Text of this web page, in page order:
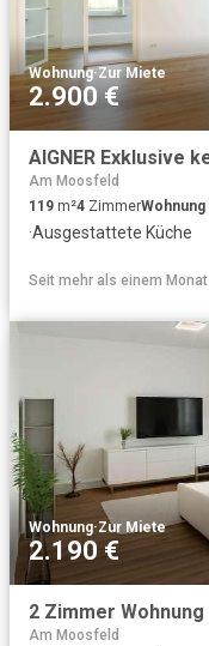
Wohnung·Zur Miete
2.900 €
Am Moosfeld
119 m²4 ZimmerWohnung
·Ausgestattete Küche
Seit mehr als einem Monat
Wohnung·Zur Miete
2.190 €
Am Moosfeld